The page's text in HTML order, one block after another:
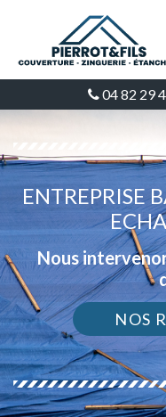
04 82 29
ENTREPRISE
Nous
NOS